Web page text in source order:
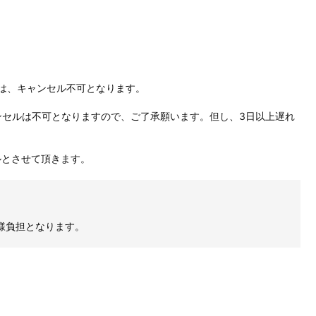
キャンセル不可となります。
ルは不可となりますので、ご了承願います。但し、3日以上遅れ
させて頂きます。
担となります。